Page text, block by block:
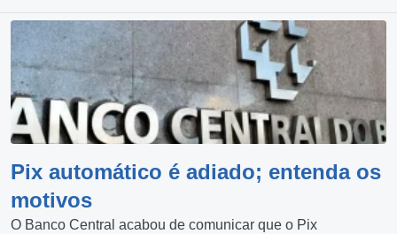
Pix automático é adiado; entenda os
motivos
O Banco Central acabou de comunicar que o Pix